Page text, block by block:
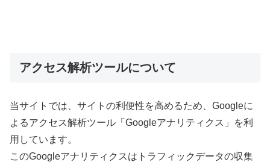
アクセス解析ツールについて
当サイトでは、サイトの利便性を高めるため、Googleに
よるアクセス解析ツール「Googleアナリティクス」を利
用しています。
このGoogleアナリティクスはトラフィックデータの収集